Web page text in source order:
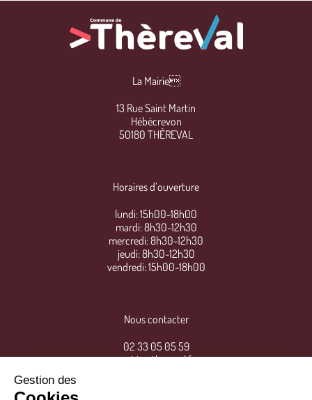
La Mairie
13 Rue Saint Martin
Hébécrevon
50180 THÈREVAL
Horaires d’ouverture
lundi: 15h00-18h00
mardi: 8h30-12h30
mercredi: 8h30-12h30
jeudi: 8h30-12h30
vendredi: 15h00-18h00
Nous contacter
02 33 05 05 59
mairie@thereval.fr
Gestion des